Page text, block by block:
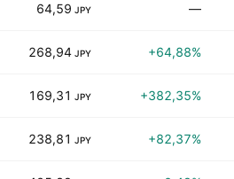
64,59 JPY —
268,94 JPY +64,88%
169,31 JPY +382,35%
238,81 JPY +82,37%